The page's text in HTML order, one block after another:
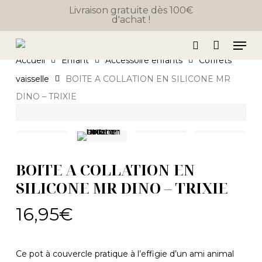
main
Livraison gratuite dès 100€
d'achat !
search
Accueil Enfant Accessoire enfants
Coffrets
vaisselle
BOITE A COLLATION EN SILICONE MR
DINO – TRIXIE
BOITE A COLLATION EN
SILICONE MR DINO – TRIXIE
16,95€
Ce pot à couvercle pratique à l’effigie d’un ami animal